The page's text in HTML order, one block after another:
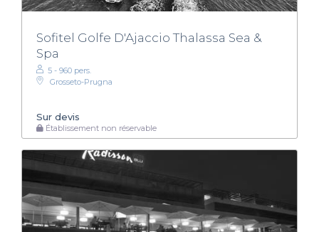
Sofitel Golfe D'Ajaccio Thalassa Sea &
Spa
5 - 960 pers.
Grosseto-Prugna
Sur devis
Établissement non réservable